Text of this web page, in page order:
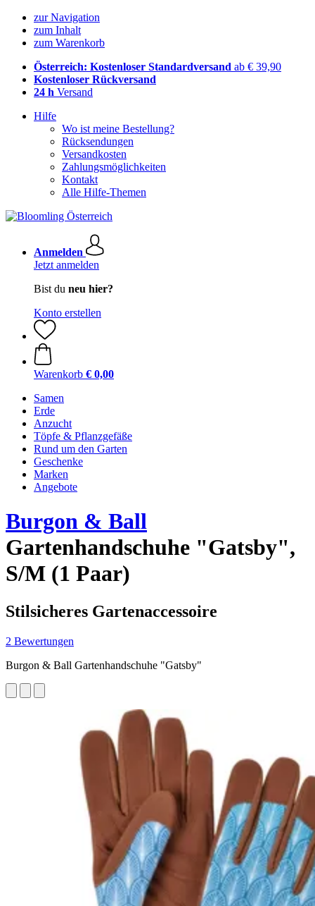
zur Navigation
zum Inhalt
zum Warenkorb
Österreich: Kostenloser Standardversand ab € 39,90
Kostenloser Rückversand
24 h Versand
Hilfe
Wo ist meine Bestellung?
Rücksendungen
Versandkosten
Zahlungsmöglichkeiten
Kontakt
Alle Hilfe-Themen
Anmelden
Jetzt anmelden
Bist du neu hier?
Konto erstellen
Warenkorb € 0,00
Samen
Erde
Anzucht
Töpfe & Pflanzgefäße
Rund um den Garten
Geschenke
Marken
Angebote
Burgon & Ball
Gartenhandschuhe "Gatsby",
S/M (1 Paar)
Stilsicheres Gartenaccessoire
2 Bewertungen
Burgon & Ball Gartenhandschuhe "Gatsby"